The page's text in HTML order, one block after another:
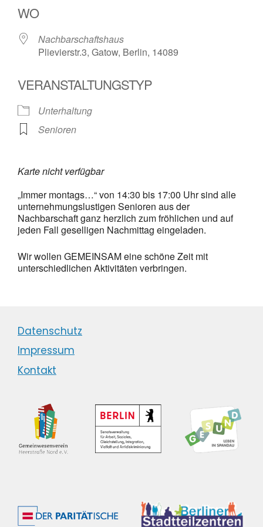
WO
Nachbarschaftshaus
Plievierstr.3, Gatow, Berlin, 14089
VERANSTALTUNGSTYP
Unterhaltung
Senioren
Karte nicht verfügbar
„Immer montags…“ von 14:30 bis 17:00 Uhr sind alle
unternehmungslustigen Senioren aus der
Nachbarschaft ganz herzlich zum fröhlichen und auf
jeden Fall geselligen Nachmittag eingeladen.
Wir wollen GEMEINSAM eine schöne Zeit mit
unterschiedlichen Aktivitäten verbringen.
Datenschutz
Impressum
Kontakt